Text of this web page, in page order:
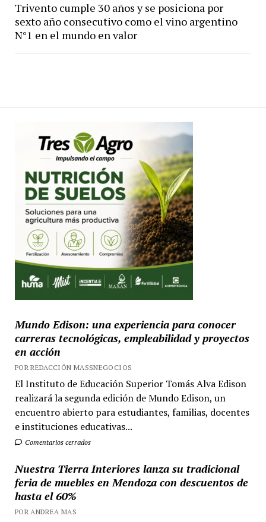
Trivento cumple 30 años y se posiciona por
sexto año consecutivo como el vino argentino
N°1 en el mundo en valor
Mundo Edison: una experiencia para conocer
carreras tecnológicas, empleabilidad y proyectos
en acción
POR REDACCIÓN MASSNEGOCIOS
El Instituto de Educación Superior Tomás Alva Edison
realizará la segunda edición de Mundo Edison, un
encuentro abierto para estudiantes, familias, docentes
e instituciones educativas...
Comentarios cerrados
Nuestra Tierra Interiores lanza su tradicional
feria de muebles en Mendoza con descuentos de
hasta el 60%
POR ANDREA MAS